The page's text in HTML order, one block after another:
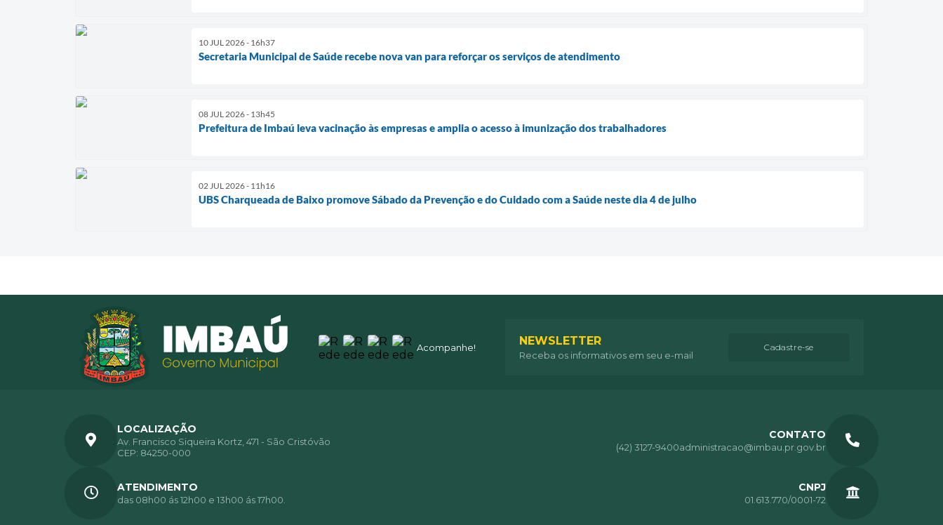
10 JUL 2026 - 16h37
Secretaria Municipal de Saúde recebe nova van para reforçar os serviços de atendimento
08 JUL 2026 - 13h45
Prefeitura de Imbaú leva vacinação às empresas e amplia o acesso à imunização dos trabalhadores
02 JUL 2026 - 11h16
UBS Charqueada de Baixo promove Sábado da Prevenção e do Cuidado com a Saúde neste dia 4 de julho
Acompanhe! NEWSLETTER
Receba os informativos em seu e-mail
Cadastre-se
LOCALIZAÇÃO
Av. Francisco Siqueira Kortz, 471 - São Cristóvão
CEP: 84250-000
CONTATO
(42) 3127-9400administracao@imbau.pr.gov.br
ATENDIMENTO
das 08h00 ás 12h00 e 13h00 ás 17h00.
CNPJ
01.613.770/0001-72